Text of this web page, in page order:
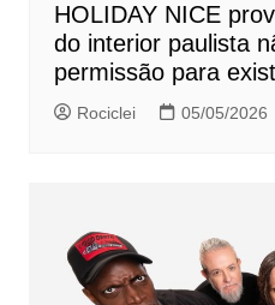
HOLIDAY NICE
do interior paulista
permissão para
Rociclei 05/05/2026